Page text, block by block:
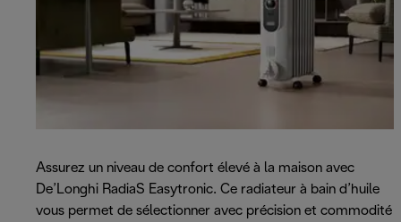
Assurez un niveau de confort élevé à la maison avec
De’Longhi RadiaS Easytronic. Ce radiateur à bain d’huile
vous permet de sélectionner avec précision et commodité